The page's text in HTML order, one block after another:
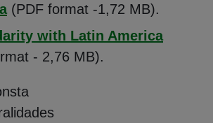
(Abre en nueva ventana)
(PDF format -1,72 MB).
with Latin America(Abre
- 2,76 MB).